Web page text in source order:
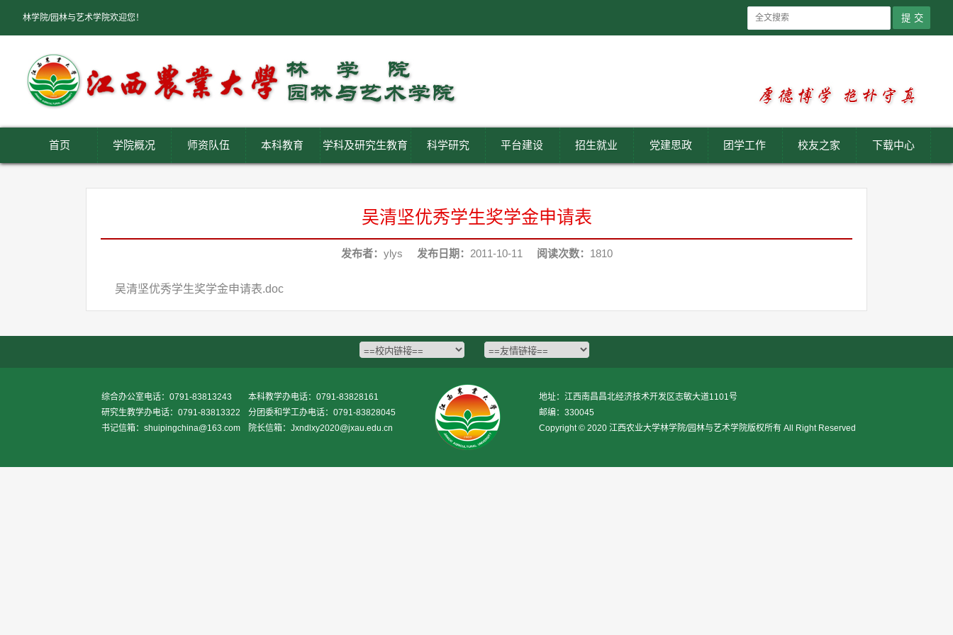
林学院/园林与艺术学院欢迎您！
首页 学院概况 师资队伍 本科教育 学科及研究生教育 科学研究 平台建设 招生就业 党建思政 团学工作 校友之家 下载中心
吴清坚优秀学生奖学金申请表
发布者： ylys 发布日期： 2011-10-11 阅读次数： 1810
吴清坚优秀学生奖学金申请表.doc
综合办公室电话：0791-83813243
本科教学办电话：0791-83828161
研究生教学办电话：0791-83813322
分团委和学工办电话：0791-83828045
书记信箱：shuipingchina@163.com
院长信箱：Jxndlxy2020@jxau.edu.cn
地址：江西南昌昌北经济技术开发区志敏大道1101号
邮编：330045
Copyright © 2020 江西农业大学林学院/园林与艺术学院版权所有 All Right Reserved